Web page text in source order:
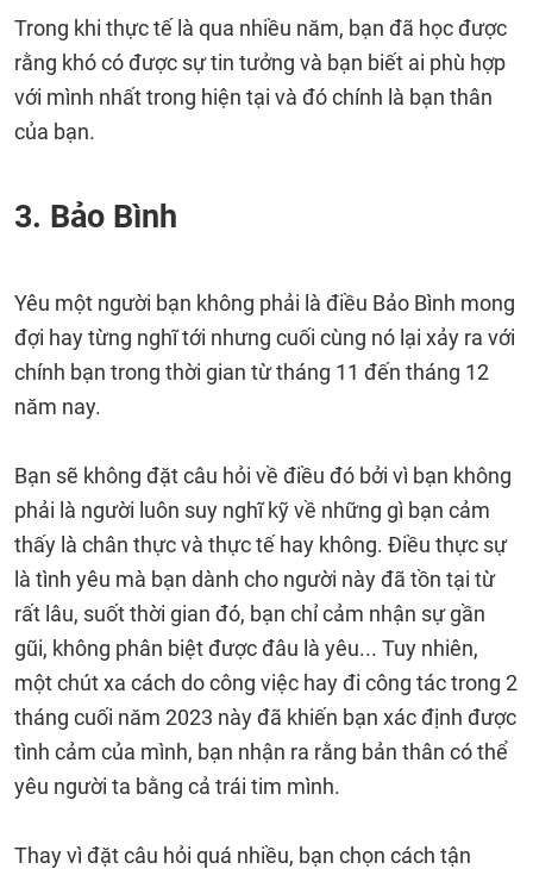
Trong khi thực tế là qua nhiều năm, bạn đã học được
rằng khó có được sự tin tưởng và bạn biết ai phù hợp
với mình nhất trong hiện tại và đó chính là bạn thân
của bạn.
3. Bảo Bình
Yêu một người bạn không phải là điều Bảo Bình mong
đợi hay từng nghĩ tới nhưng cuối cùng nó lại xảy ra với
chính bạn trong thời gian từ tháng 11 đến tháng 12
năm nay.
Bạn sẽ không đặt câu hỏi về điều đó bởi vì bạn không
phải là người luôn suy nghĩ kỹ về những gì bạn cảm
thấy là chân thực và thực tế hay không. Điều thực sự
là tình yêu mà bạn dành cho người này đã tồn tại từ
rất lâu, suốt thời gian đó, bạn chỉ cảm nhận sự gần
gũi, không phân biệt được đâu là yêu... Tuy nhiên,
một chút xa cách do công việc hay đi công tác trong 2
tháng cuối năm 2023 này đã khiến bạn xác định được
tình cảm của mình, bạn nhận ra rằng bản thân có thể
yêu người ta bằng cả trái tim mình.
Thay vì đặt câu hỏi quá nhiều, bạn chọn cách tận